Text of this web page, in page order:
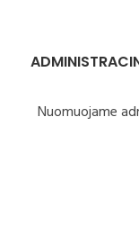
Nuomuojame